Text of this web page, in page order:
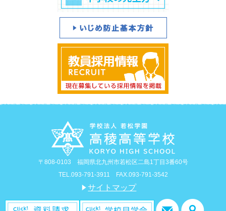
〒808-0103 福岡県北九州市若松区二島1丁目3番60号
TEL.093-791-3911 FAX.093-791-3542
サイトマップ